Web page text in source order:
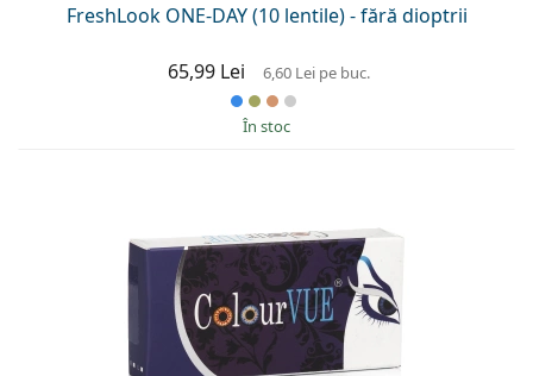
FreshLook ONE-DAY (10 lentile) - fără dioptrii
65,99 Lei 6,60 Leipe buc.
În stoc